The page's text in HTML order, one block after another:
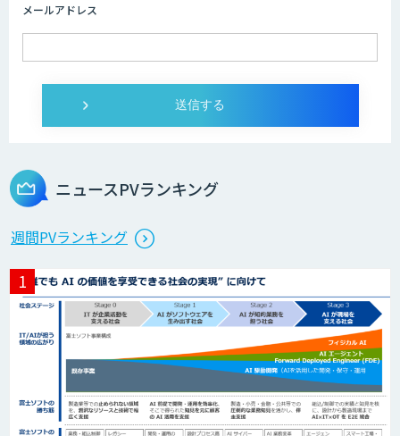
メールアドレス
ニュースPVランキング
週間PVランキング